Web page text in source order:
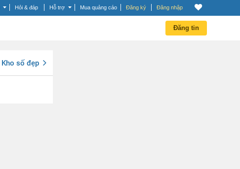
Hỏi & đáp Hỗ trợ Mua quảng cáo Đăng ký Đăng nhập
Đăng tin
Kho số đẹp